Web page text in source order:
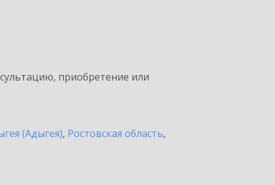
приобретение или
(Адыгея), Ростовская область,